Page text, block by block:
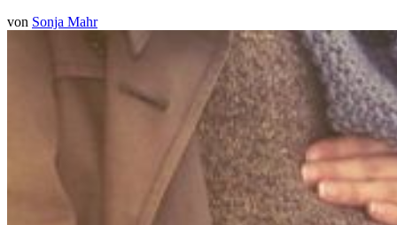
von Sonja Mahr